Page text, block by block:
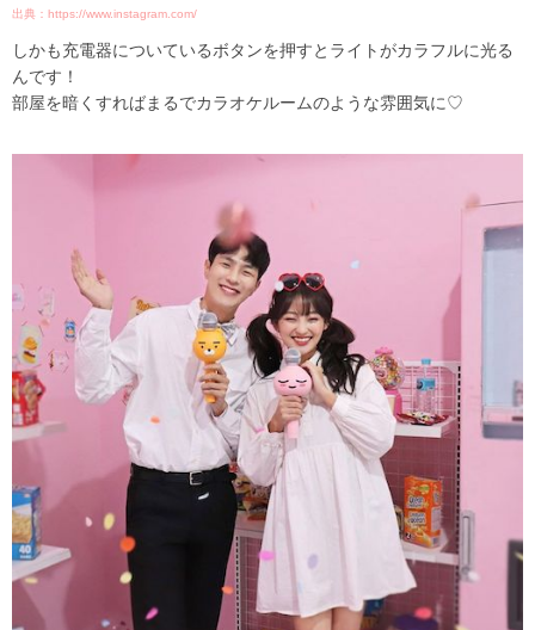
出典：https://www.instagram.com/
しかも充電器についているボタンを押すとライトがカラフルに光る
んです！
部屋を暗くすればまるでカラオケルームのような雰囲気に♡